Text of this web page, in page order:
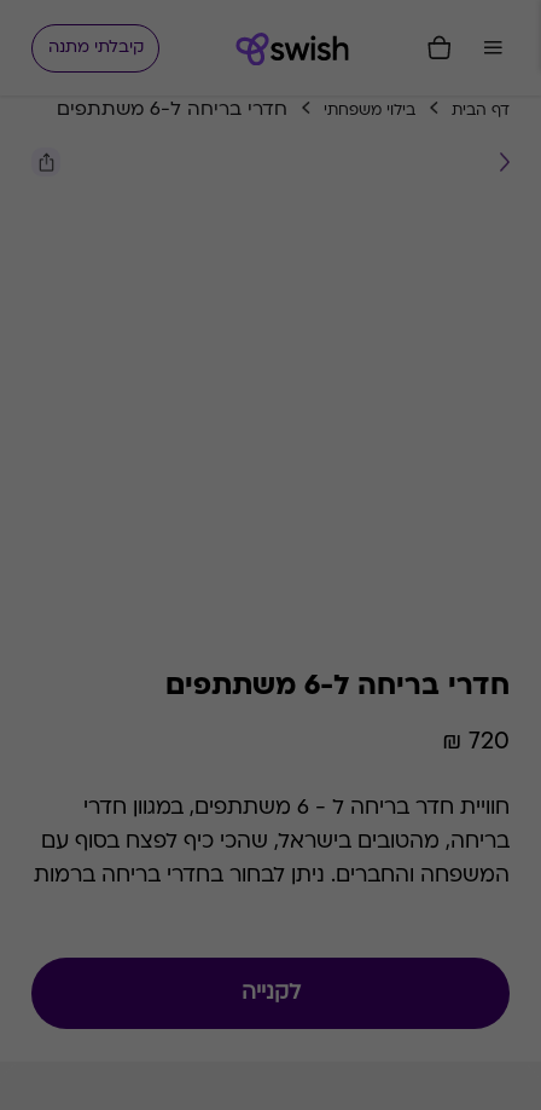
קיבלתי מתנה
דף הבית בילוי משפחתי חדרי בריחה ל-6 משתתפים
חדרי בריחה ל-6 משתתפים
720 ₪
חוויית חדר בריחה ל - 6 משתתפים, במגוון חדרי
בריחה, מהטובים בישראל, שהכי כיף לפצח בסוף עם
המשפחה והחברים. ניתן לבחור בחדרי בריחה ברמות
הולדת, ימי גיבוש, קבוצות וילדים.
לקנייה